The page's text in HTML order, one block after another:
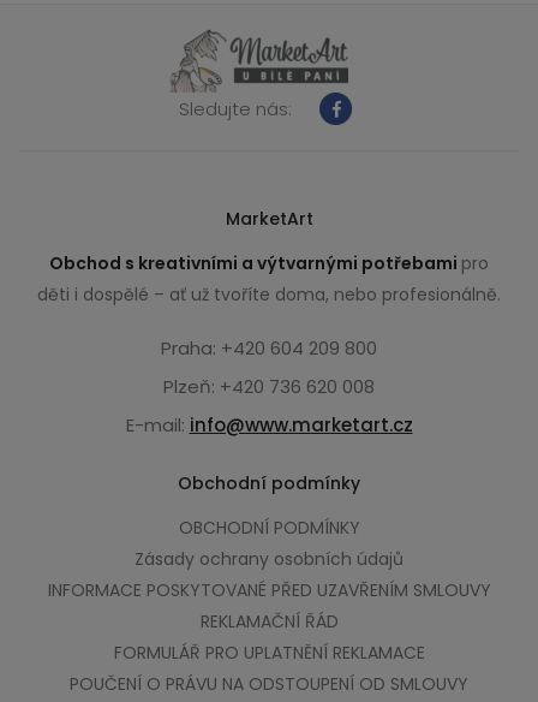
Sledujte nás:
MarketArt
Obchod s kreativními a výtvarnými potřebami pro
děti i dospělé – ať už tvoříte doma, nebo profesionálně.
Praha: +420 604 209 800
Plzeň: +420 736 620 008
E-mail: info@www.marketart.cz
Obchodní podmínky
OBCHODNÍ PODMÍNKY
Zásady ochrany osobních údajů
INFORMACE POSKYTOVANÉ PŘED UZAVŘENÍM SMLOUVY
REKLAMAČNÍ ŘÁD
FORMULÁŘ PRO UPLATNĚNÍ REKLAMACE
POUČENÍ O PRÁVU NA ODSTOUPENÍ OD SMLOUVY